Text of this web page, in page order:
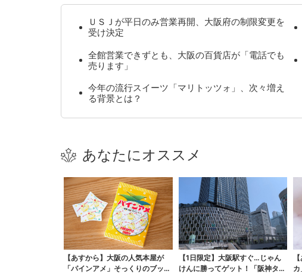
ＵＳＪが平日のみ営業再開、大阪府の制限変更を
受け決定
全館営業できずとも、大阪の百貨店が「電話でも
売ります」
今年の流行スイーツ「マリトッツォ」、次々増え
る背景とは？
あなたにオススメ
【あすから】大阪の人気本屋が
「パインアメ」そっくりのブック
【1日限定】大阪駅すぐ…じゃん
けんに勝ってゲット！「阪神タイ